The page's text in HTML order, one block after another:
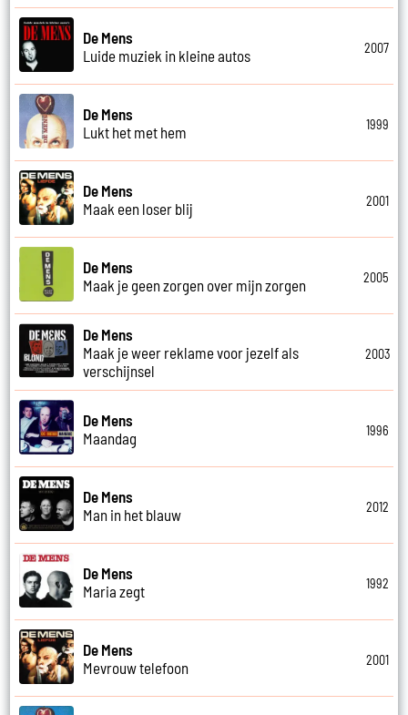
De Mens
Luide muziek in kleine autos
2007
De Mens
Lukt het met hem
1999
De Mens
Maak een loser blij
2001
De Mens
Maak je geen zorgen over mijn zorgen
2005
De Mens
Maak je weer reklame voor jezelf als
verschijnsel
2003
De Mens
Maandag
1996
De Mens
Man in het blauw
2012
De Mens
Maria zegt
1992
De Mens
Mevrouw telefoon
2001